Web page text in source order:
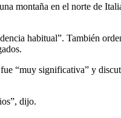
montaña en el norte de
habitual”. También
“muy significativa” y
dijo.